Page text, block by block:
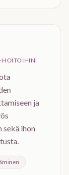
HOITOIHIN
ja
sekä ihon